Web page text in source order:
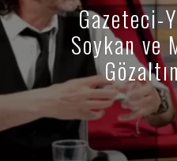
Gazeteci-
Soykan ve